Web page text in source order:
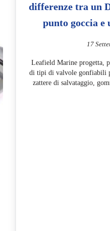
differenze tra un
punto goccia e
17
Leafield Marine progetta,
di tipi di valvole gonfiabili
zattere di salvataggio,